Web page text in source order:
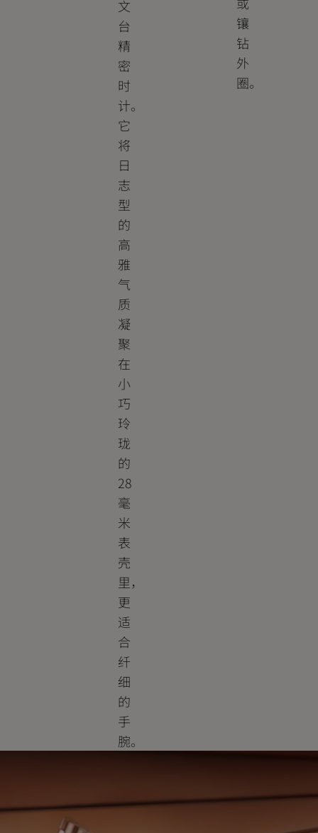
文
台
精
密
时
计。
它
将
日
志
型
的
高
雅
气
质
凝
聚
在
小
巧
玲
珑
的
28
毫
米
表
壳
里，
更
适
合
纤
细
的
手
腕。
镶
钻
外
圈。